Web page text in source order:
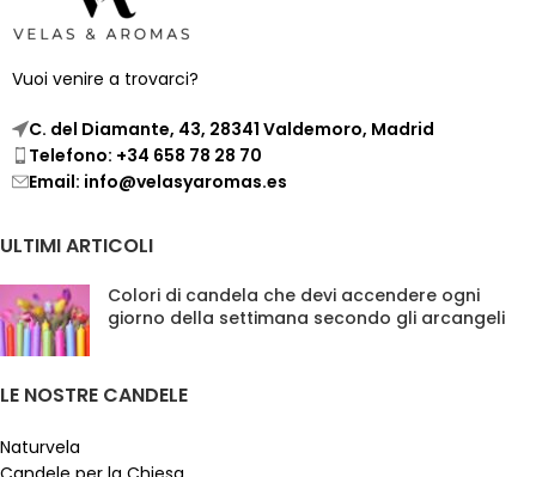
Vuoi venire a trovarci?
C. del Diamante, 43, 28341 Valdemoro, Madrid
Telefono: +34 658 78 28 70
Email: info@velasyaromas.es
ULTIMI ARTICOLI
Colori di candela che devi accendere ogni
giorno della settimana secondo gli arcangeli
LE NOSTRE CANDELE
Naturvela